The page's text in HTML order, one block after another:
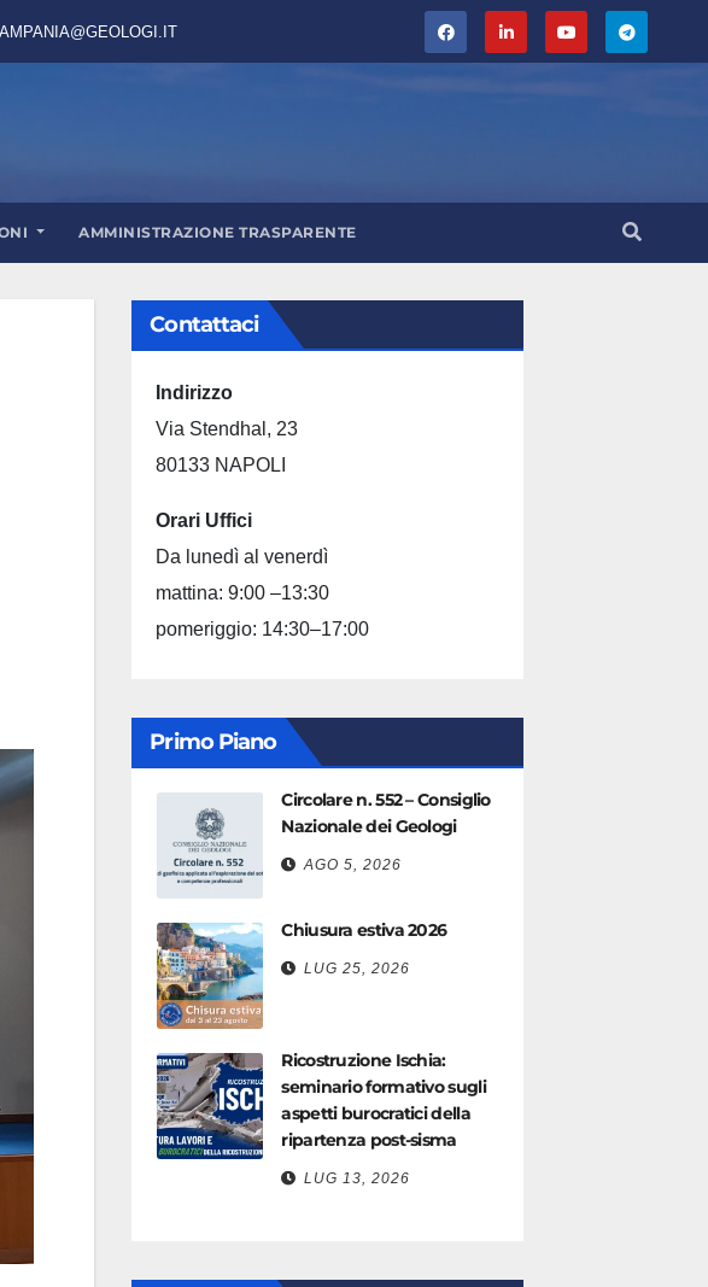
AMMINISTRAZIONE TRASPARENTE
Contattaci
Indirizzo
Via Stendhal, 23
80133 NAPOLI
Orari Uffici
Da lunedì al venerdì
mattina: 9:00 –13:30
pomeriggio: 14:30–17:00
Primo Piano
Circolare n. 552 – Consiglio
Nazionale dei Geologi
AGO 5, 2026
Chiusura estiva 2026
LUG 25, 2026
Ricostruzione Ischia:
seminario formativo sugli
aspetti burocratici della
ripartenza post-sisma
LUG 13, 2026